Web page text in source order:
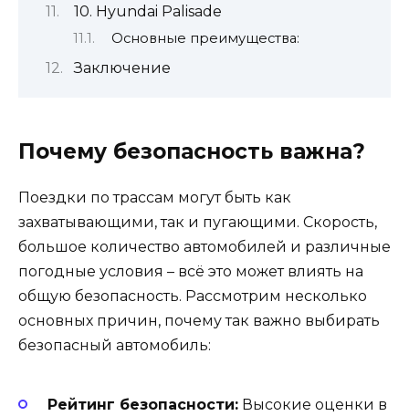
10. Hyundai Palisade
Основные преимущества:
Заключение
Почему безопасность важна?
Поездки по трассам могут быть как
захватывающими, так и пугающими. Скорость,
большое количество автомобилей и различные
погодные условия – всё это может влиять на
общую безопасность. Рассмотрим несколько
основных причин, почему так важно выбирать
безопасный автомобиль:
Рейтинг безопасности: Высокие оценки в